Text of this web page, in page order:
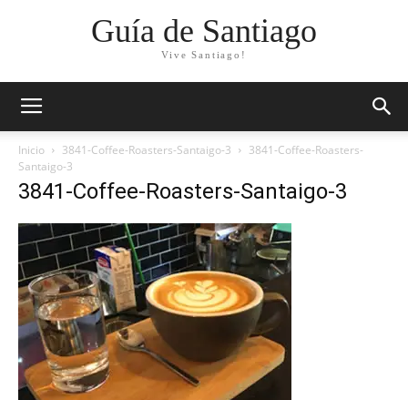
Guía de Santiago
Vive Santiago!
Inicio 3841-Coffee-Roasters-Santaigo-3
3841-Coffee-Roasters-
Santaigo-3
3841-Coffee-Roasters-Santaigo-3